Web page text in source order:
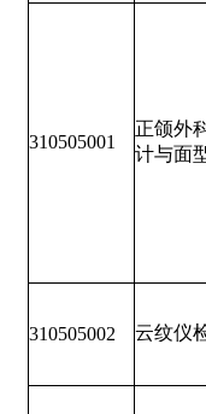
310505001
正颌外
计与面
310505002 云纹仪